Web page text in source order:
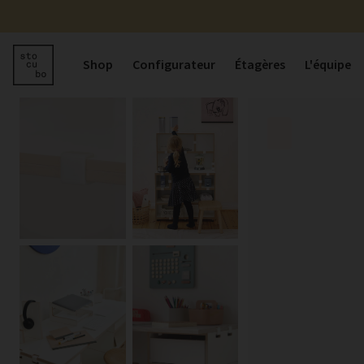
Shop Configurateur Étagères L'équipe